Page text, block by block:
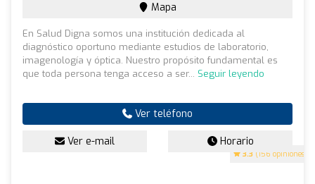
3.3 (156 opiniones)
Mapa
En Salud Digna somos una institución dedicada al
diagnóstico oportuno mediante estudios de laboratorio,
imagenología y óptica. Nuestro propósito fundamental es
que toda persona tenga acceso a ser... Seguir leyendo
Ver teléfono
Ver e-mail Horario